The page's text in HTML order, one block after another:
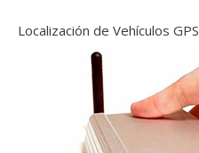
Localización de Vehículos GPS